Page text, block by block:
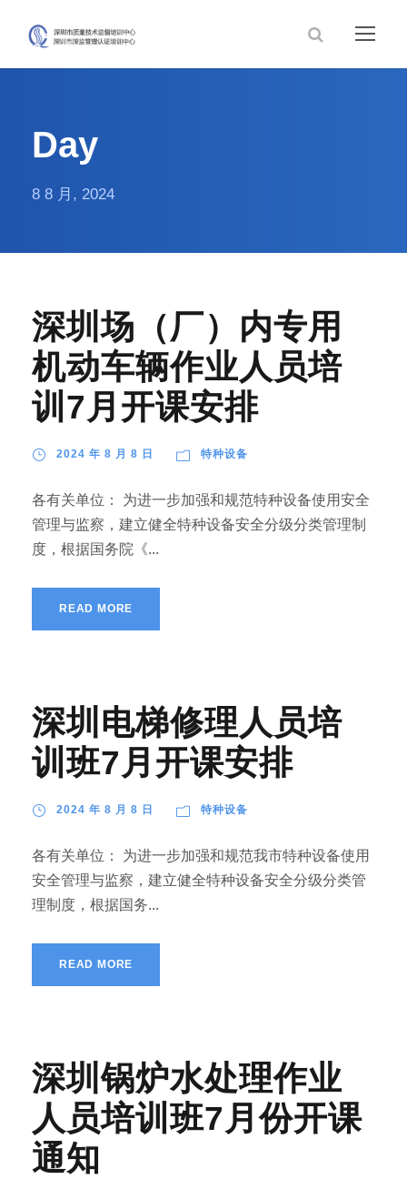
Day
8 8 月, 2024
深圳场（厂）内专用
机动车辆作业人员培
训7月开课安排
2024 年 8 月 8 日 特种设备
各有关单位： 为进一步加强和规范特种设备使用安全
管理与监察，建立健全特种设备安全分级分类管理制
度，根据国务院《...
READ MORE
深圳电梯修理人员培
训班7月开课安排
2024 年 8 月 8 日 特种设备
各有关单位： 为进一步加强和规范我市特种设备使用
安全管理与监察，建立健全特种设备安全分级分类管
理制度，根据国务...
READ MORE
深圳锅炉水处理作业
人员培训班7月份开课
通知